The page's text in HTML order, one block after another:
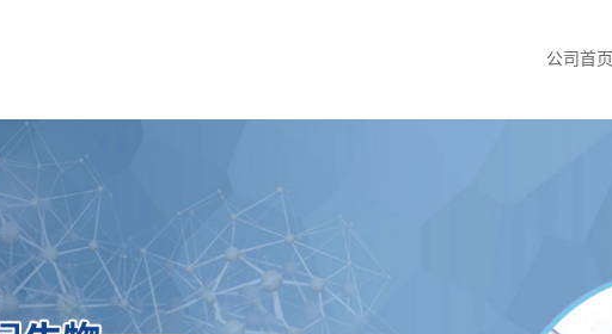
公司首页